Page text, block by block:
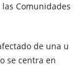
Comunidades
de una u
se centra en